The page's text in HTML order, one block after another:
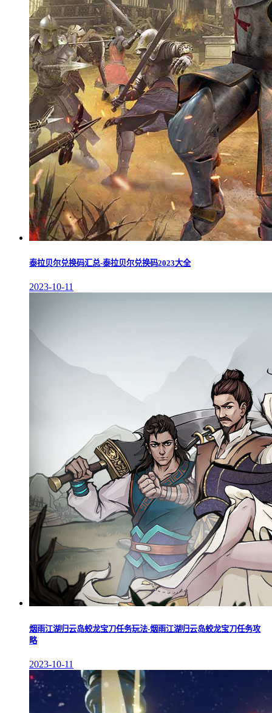
泰拉贝尔兑换码汇总-泰拉贝尔兑换码2023大全
2023-10-11
烟雨江湖归云岛蛟龙宝刀任务玩法-烟雨江湖归云岛蛟龙宝刀任务攻
略
2023-10-11